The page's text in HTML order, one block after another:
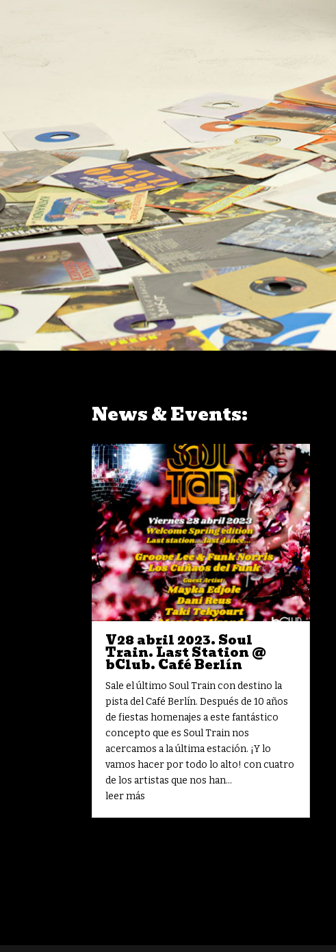
News & Events:
V28 abril 2023. Soul
Train. Last Station @
bClub. Café Berlín
Sale el último Soul Train con destino la
pista del Café Berlín. Después de 10 años
de fiestas homenajes a este fantástico
concepto que es Soul Train nos
acercamos a la última estación. ¡Y lo
vamos hacer por todo lo alto! con cuatro
de los artistas que nos han...
leer más